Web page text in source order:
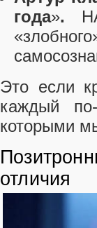
года».
Это если
каждый
которыми
отличия